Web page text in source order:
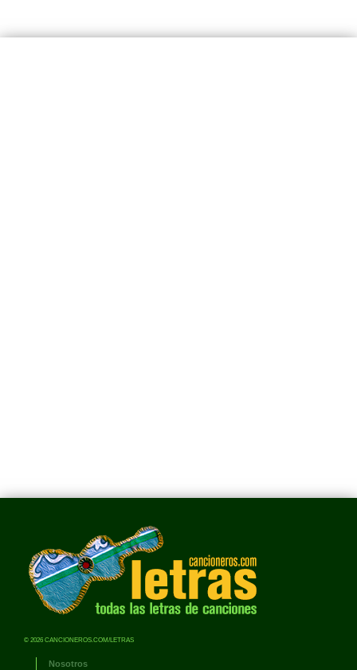
© 2026 CANCIONEROS.COM/LETRAS
Nosotros